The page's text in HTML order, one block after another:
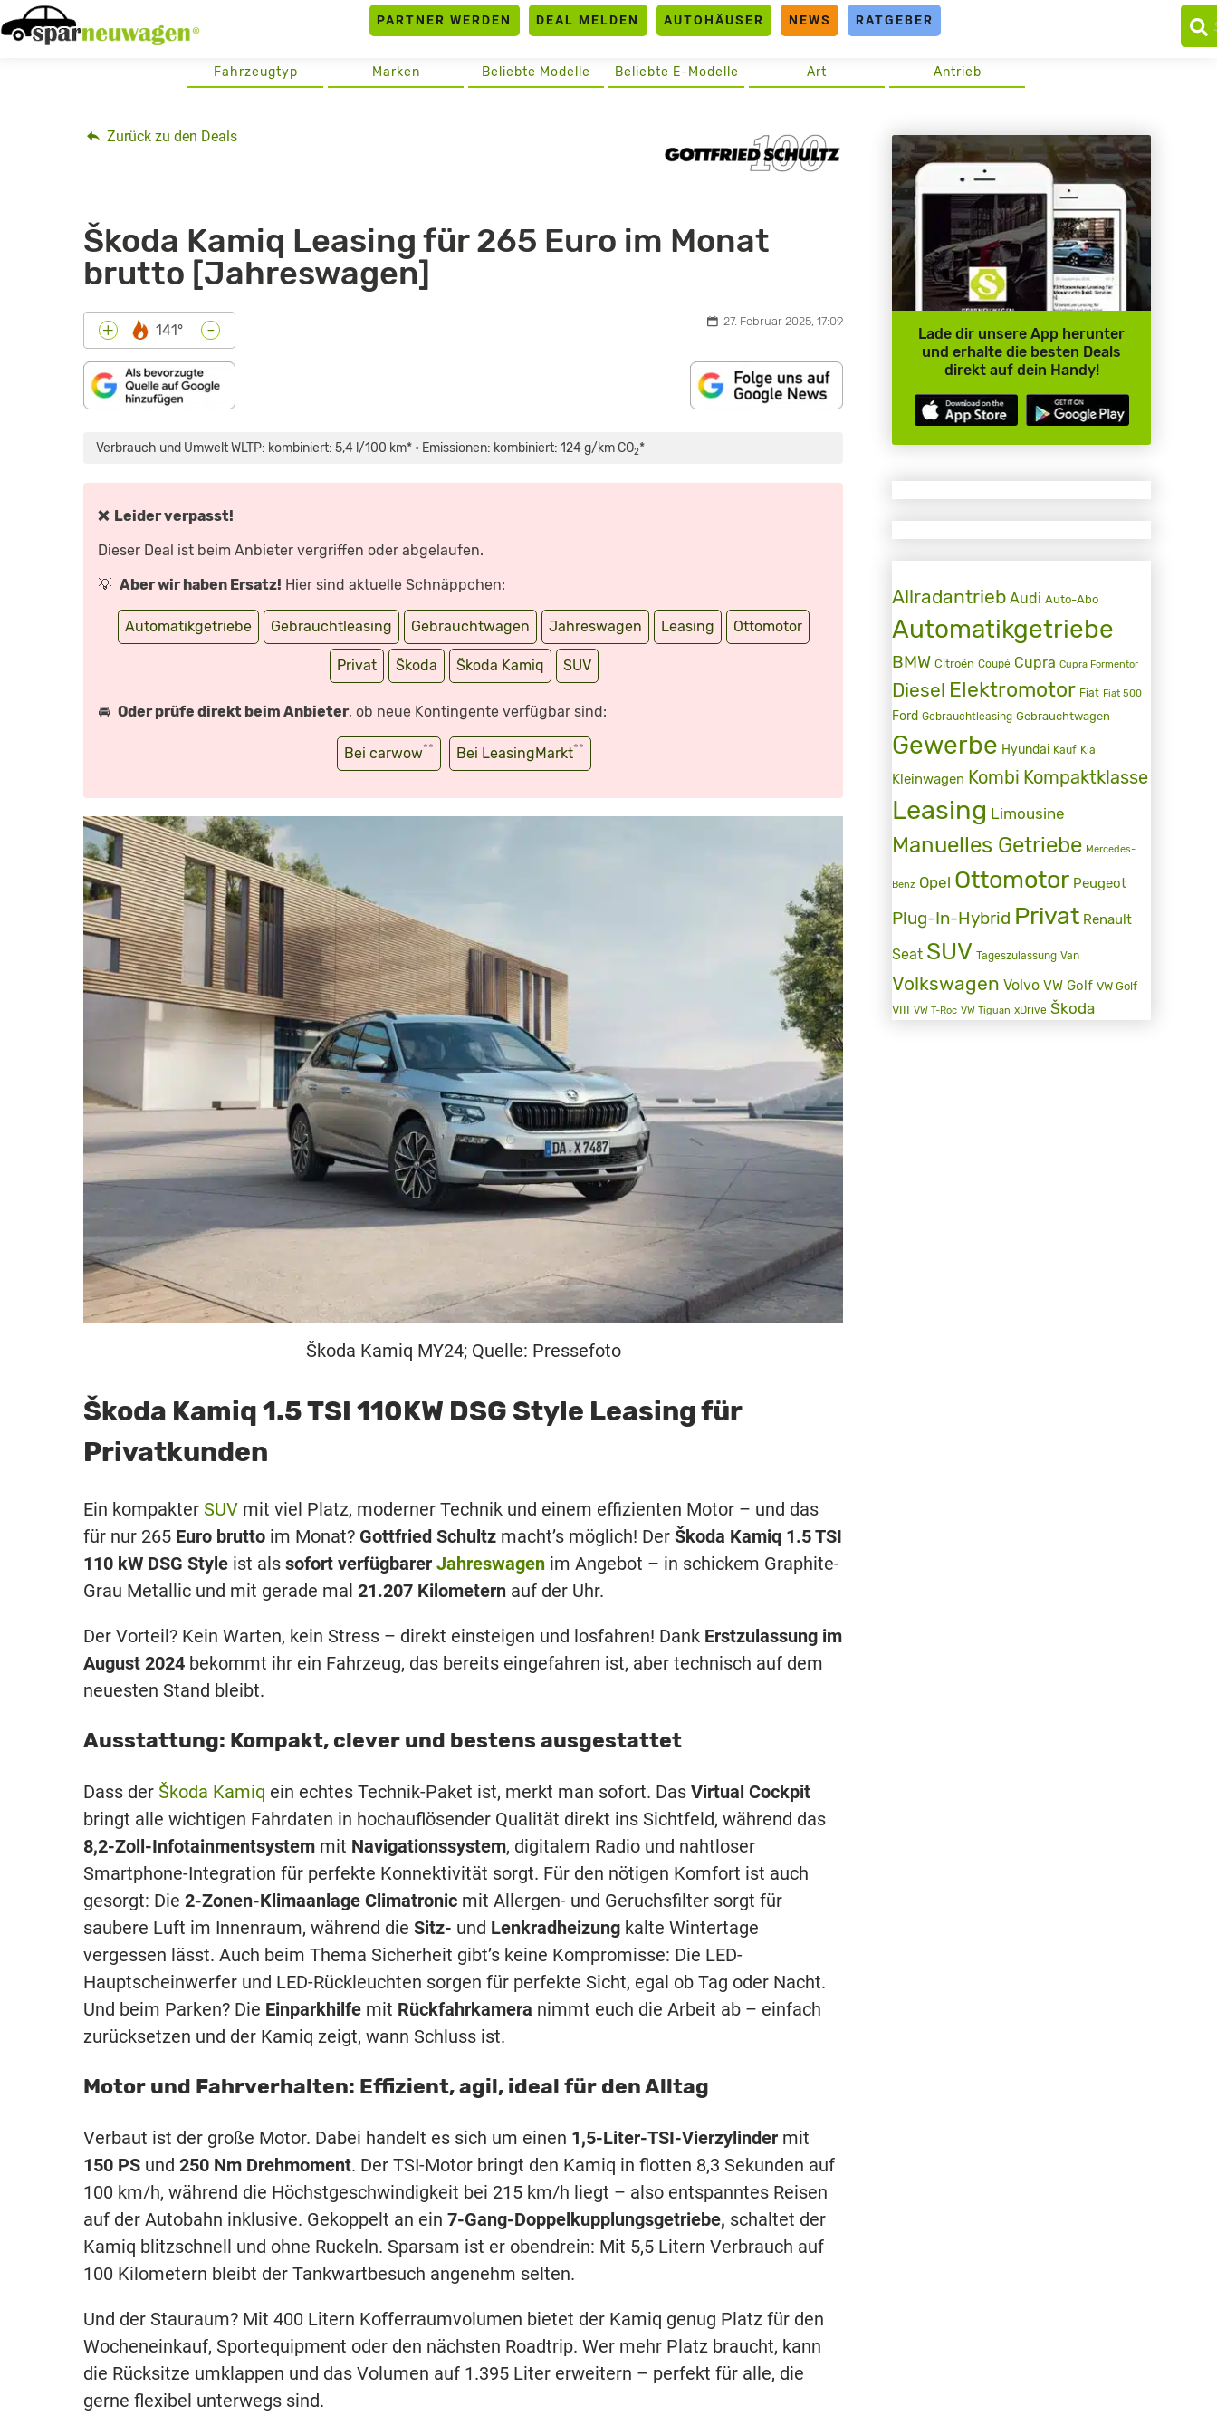
Skip
to
PARTNER WERDEN DEAL MELDEN AUTOHÄUSER NEWS RATGEBER
Antrieb
Art
Beliebte E-Modelle
Beliebte Modelle
Marken
Fahrzeugtyp
Zurück zu den Deals
Škoda Kamiq Leasing für 265 Euro im Monat
brutto [Jahreswagen]
+ 141° - 27. Februar 2025, 17:09
Verbrauch und Umwelt WLTP: kombiniert: 5,4 l/100 km* • Emissionen: kombiniert: 124 g/km CO2*
❌ Leider verpasst!
Dieser Deal ist beim Anbieter vergriffen oder abgelaufen.
💡 Aber wir haben Ersatz! Hier sind aktuelle Schnäppchen:
Automatikgetriebe Gebrauchtleasing Gebrauchtwagen Jahreswagen Leasing Ottomotor
Privat Škoda Škoda Kamiq SUV
🚘 Oder prüfe direkt beim Anbieter, ob neue Kontingente verfügbar sind:
Bei carwow** Bei LeasingMarkt**
Škoda Kamiq MY24; Quelle: Pressefoto
Škoda Kamiq 1.5 TSI 110KW DSG Style Leasing für
Privatkunden
Ein kompakter SUV mit viel Platz, moderner Technik und einem effizienten Motor – und das
für nur 265 Euro brutto im Monat? Gottfried Schultz macht’s möglich! Der Škoda Kamiq 1.5 TSI
110 kW DSG Style ist als sofort verfügbarer Jahreswagen im Angebot – in schickem Graphite-
Grau Metallic und mit gerade mal 21.207 Kilometern auf der Uhr.
Der Vorteil? Kein Warten, kein Stress – direkt einsteigen und losfahren! Dank Erstzulassung im
August 2024 bekommt ihr ein Fahrzeug, das bereits eingefahren ist, aber technisch auf dem
neuesten Stand bleibt.
Ausstattung: Kompakt, clever und bestens ausgestattet
Dass der Škoda Kamiq ein echtes Technik-Paket ist, merkt man sofort. Das Virtual Cockpit
bringt alle wichtigen Fahrdaten in hochauflösender Qualität direkt ins Sichtfeld, während das
8,2-Zoll-Infotainmentsystem mit Navigationssystem, digitalem Radio und nahtloser
Smartphone-Integration für perfekte Konnektivität sorgt. Für den nötigen Komfort ist auch
gesorgt: Die 2-Zonen-Klimaanlage Climatronic mit Allergen- und Geruchsfilter sorgt für
saubere Luft im Innenraum, während die Sitz- und Lenkradheizung kalte Wintertage
vergessen lässt. Auch beim Thema Sicherheit gibt’s keine Kompromisse: Die LED-
Hauptscheinwerfer und LED-Rückleuchten sorgen für perfekte Sicht, egal ob Tag oder Nacht.
Und beim Parken? Die Einparkhilfe mit Rückfahrkamera nimmt euch die Arbeit ab – einfach
zurücksetzen und der Kamiq zeigt, wann Schluss ist.
Motor und Fahrverhalten: Effizient, agil, ideal für den Alltag
Verbaut ist der große Motor. Dabei handelt es sich um einen 1,5-Liter-TSI-Vierzylinder mit
150 PS und 250 Nm Drehmoment. Der TSI-Motor bringt den Kamiq in flotten 8,3 Sekunden auf
100 km/h, während die Höchstgeschwindigkeit bei 215 km/h liegt – also entspanntes Reisen
auf der Autobahn inklusive. Gekoppelt an ein 7-Gang-Doppelkupplungsgetriebe, schaltet der
Kamiq blitzschnell und ohne Ruckeln. Sparsam ist er obendrein: Mit 5,5 Litern Verbrauch auf
100 Kilometern bleibt der Tankwartbesuch angenehm selten.
Und der Stauraum? Mit 400 Litern Kofferraumvolumen bietet der Kamiq genug Platz für den
Wocheneinkauf, Sportequipment oder den nächsten Roadtrip. Wer mehr Platz braucht, kann
die Rücksitze umklappen und das Volumen auf 1.395 Liter erweitern – perfekt für alle, die
gerne flexibel unterwegs sind.
KAMIQ:
DAS
–
FAHRBERICHT,
TEST“
ANZEIGEN
Lade dir unsere App herunter
und erhalte die besten Deals
direkt auf dein Handy!
Allradantrieb Audi Auto-Abo
Automatikgetriebe
BMW Citroën Coupé Cupra Cupra Formentor
Diesel Elektromotor Fiat Fiat 500
Ford Gebrauchtleasing Gebrauchtwagen
Gewerbe Hyundai Kauf Kia
Kleinwagen Kombi Kompaktklasse
Leasing Limousine
Manuelles Getriebe Mercedes-
Benz Opel Ottomotor Peugeot
Plug-In-Hybrid Privat Renault
Seat SUV Tageszulassung Van
Volkswagen Volvo VW Golf VW Golf
VIII VW T-Roc VW Tiguan xDrive Škoda